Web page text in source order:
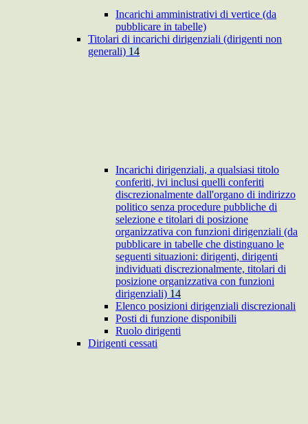
Incarichi amministrativi di vertice (da
pubblicare in tabelle)
Titolari di incarichi dirigenziali (dirigenti non
generali) 14
Incarichi dirigenziali, a qualsiasi titolo
conferiti, ivi inclusi quelli conferiti
discrezionalmente dall'organo di indirizzo
politico senza procedure pubbliche di
selezione e titolari di posizione
organizzativa con funzioni dirigenziali (da
pubblicare in tabelle che distinguano le
seguenti situazioni: dirigenti, dirigenti
individuati discrezionalmente, titolari di
posizione organizzativa con funzioni
dirigenziali) 14
Elenco posizioni dirigenziali discrezionali
Posti di funzione disponibili
Ruolo dirigenti
Dirigenti cessati